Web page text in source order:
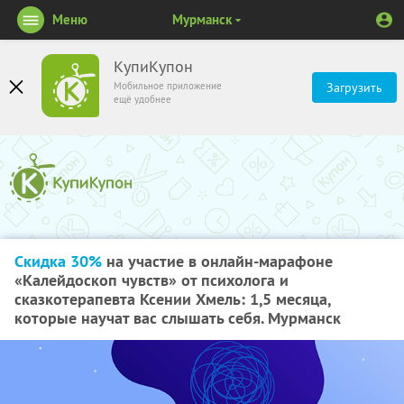
КупиКупон
Мобильное приложение
ещё удобнее
Загрузить
Меню Мурманск
Скидка 30% на участие в онлайн-марафоне
«Калейдоскоп чувств» от психолога и
сказкотерапевта Ксении Хмель: 1,5 месяца,
которые научат вас слышать себя. Мурманск